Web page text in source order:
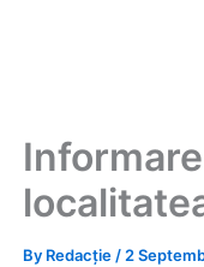
By Redacție/2